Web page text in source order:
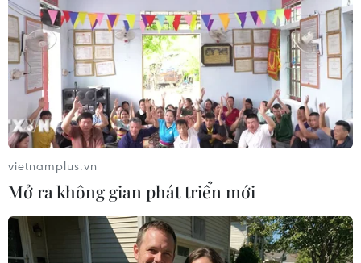
TIN LIÊN QUAN
vietnamplus.vn
Mở ra không gian phát triển mới